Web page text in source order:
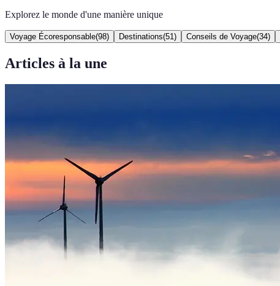
Explorez le monde d'une manière unique
Voyage Écoresponsable(98) Destinations(51 ) Conseils de Voyage(34)
Articles à la une